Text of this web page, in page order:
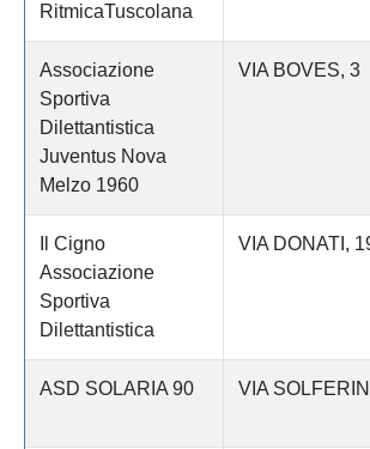
RitmicaTuscolana
Associazione
Sportiva
Dilettantistica
Juventus Nova
Melzo 1960
VIA BOVES, 3
Il Cigno
Associazione
Sportiva
Dilettantistica
VIA DONATI,
ASD SOLARIA 90 VIA